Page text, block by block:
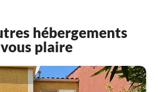
hébergements
plaire